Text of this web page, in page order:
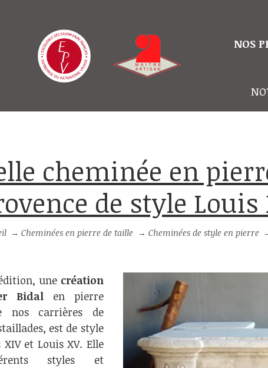
NOS
de style Louis
→Cheminées en pierre de taille → Cheminées de style en pierre
une création
Bidalen pierre
nos carrières de
est de style
et Louis XV. Elle
styles et